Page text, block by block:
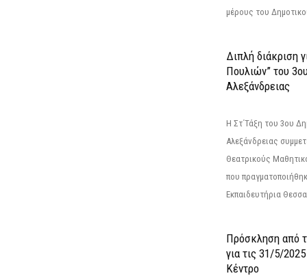
μέρους του
Διπλή διάκριση
Πουλιών” του
Αλεξάνδρειας
Η Στ΄Τάξη του 3ου
Αλεξάνδρειας
Θεατρικούς
που
Εκπαιδευτήρια
Πρόσκληση από
για τις 31/5/
Κέντρο